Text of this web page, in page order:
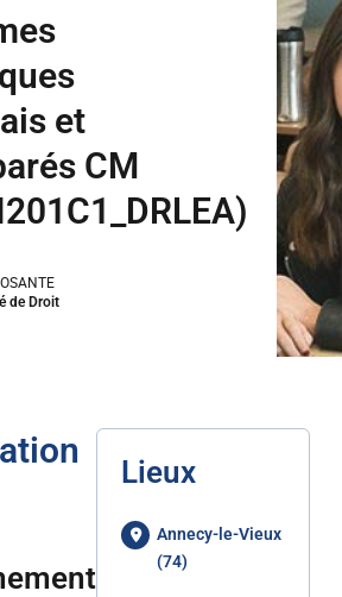
et
CM
de Droit
Lieux
Annecy-le-Vieux
(74)